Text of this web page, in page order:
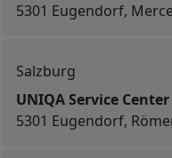
5301 Eugendorf,
Salzburg
UNIQA Service
5301 Eugendorf,